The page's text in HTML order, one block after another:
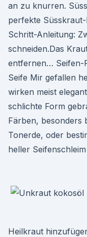
an zu knurren.
perfekte
Schritt-Anleitung:
schneiden.Das
entfernen… Seifen-
Seife Mir gefallen
wirken meist
schlichte Form
Färben, besonders
Tonerde, oder
heller
Heilkraut